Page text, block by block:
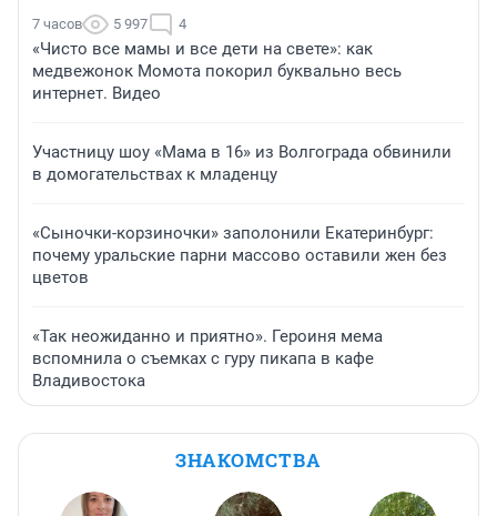
7 часов 5 997 4
«Чисто все мамы и все дети на свете»: как
медвежонок Момота покорил буквально весь
интернет. Видео
Участницу шоу «Мама в 16» из Волгограда обвинили
в домогательствах к младенцу
«Сыночки-корзиночки» заполонили Екатеринбург:
почему уральские парни массово оставили жен без
цветов
«Так неожиданно и приятно». Героиня мема
вспомнила о съемках с гуру пикапа в кафе
Владивостока
ЗНАКОМСТВА